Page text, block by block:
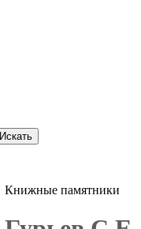
Искать
Книжные памятники